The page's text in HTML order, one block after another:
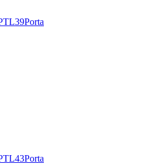
Porta
Porta